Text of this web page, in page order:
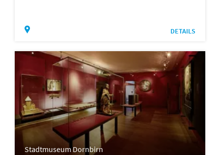
DETAILS
Stadtmuseum Dornbirn